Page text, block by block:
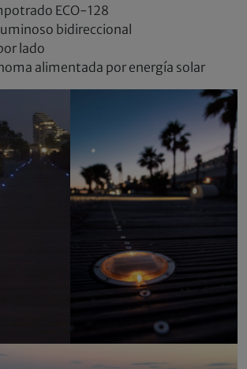
ECO-128
bidireccional
lado
alimentada por energía solar